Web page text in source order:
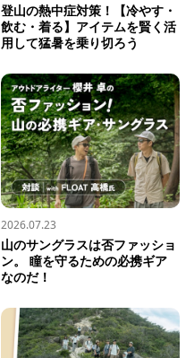
登山の熱中症対策！【冷やす・
飲む・着る】アイテムを賢く活
用して猛暑を乗り切ろう
2026.07.23
山のサングラスは否ファッショ
ン。 瞳を守るための必携ギア
なのだ！